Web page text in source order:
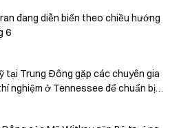
đang diễn biến theo chiều hướng
6
tại Trung Đông gặp các chuyên gia
nghiệm ở Tennessee để chuẩn bị